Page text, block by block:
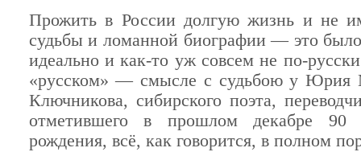
Прожить в России долгую жизнь и не
судьбы и ломанной биографии — это
идеально и как-то уж совсем не по-
«русском» — смысле с судьбою у Юрия
Ключникова, сибирского поэта,
отметившего в прошлом декабре
рождения, всё, как говорится, в полном